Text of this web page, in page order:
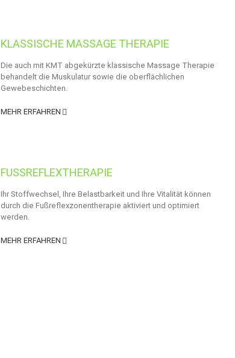
KLASSISCHE MASSAGE THERAPIE
Die auch mit KMT abgekürzte klassische Massage Therapie
behandelt die Muskulatur sowie die oberflächlichen
Gewebeschichten.
MEHR ERFAHREN
FUSSREFLEXTHERAPIE
Ihr Stoffwechsel, Ihre Belastbarkeit und Ihre Vitalität können
durch die Fußreflexzonentherapie aktiviert und optimiert
werden.
MEHR ERFAHREN